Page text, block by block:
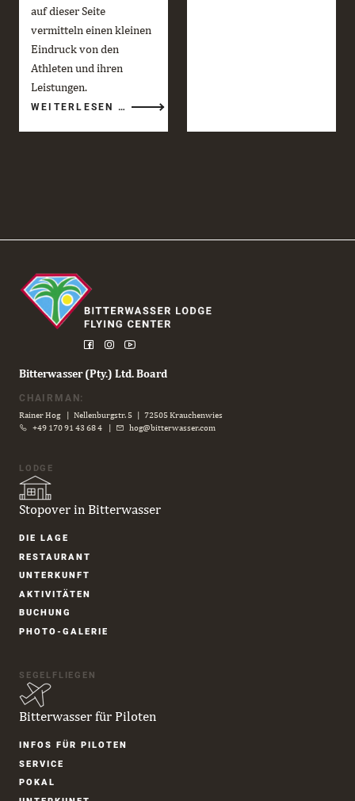
auf dieser Seite
vermitteln einen kleinen
Eindruck von den
Athleten und ihren
Leistungen.
WEITERLESEN …
AERIAL
Bitterwasser (Pty.) Ltd. Board
CHAIRMAN:
Rainer Hog | Nellenburgstr. 5 | 72505 Krauchenwies
+49 170 91 43 68 4 | hog@bitterwasser.com
LODGE
Stopover in Bitterwasser
Navigation
DIE LAGE
RESTAURANT
UNTER­KUNFT
AKTIVITÄTEN
BUCHUNG
PHOTO-GALERIE
SEGELFLIEGEN
Bitterwasser für Piloten
Navigation
INFOS FÜR PILOTEN
SERVICE
POKAL